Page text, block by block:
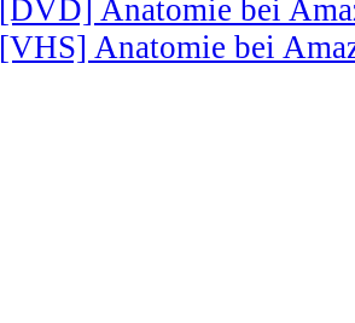
[DVD] Anatomie bei
[VHS] Anatomie bei